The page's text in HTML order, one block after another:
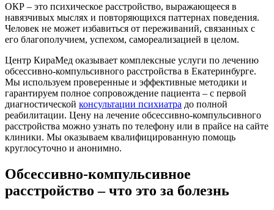
ОКР – это психическое расстройство, выражающееся в
навязчивых мыслях и повторяющихся паттернах поведения.
Человек не может избавиться от переживаний, связанных с
его благополучием, успехом, самореализацией в целом.
Центр КираМед оказывает комплексные услуги по лечению
обсессивно-компульсивного расстройства в Екатеринбурге.
Мы используем проверенные и эффективные методики и
гарантируем полное сопровождение пациента – с первой
диагностической консультации психиатра до полной
реабилитации. Цену на лечение обсессивно-компульсивного
расстройства можно узнать по телефону или в прайсе на сайте
клиники. Мы оказываем квалифицированную помощь
круглосуточно и анонимно.
Обсессивно-компульсивное
расстройство – что это за болезнь